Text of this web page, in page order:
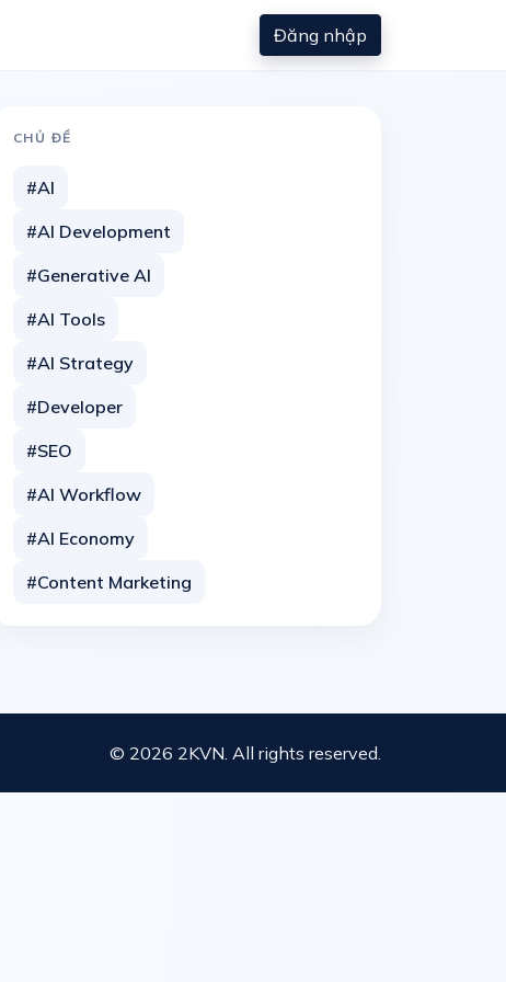
Đăng nhập
CHỦ ĐỀ
#AI
#AI Development
#Generative AI
#AI Tools
#AI Strategy
#Developer
#SEO
#AI Workflow
#AI Economy
#Content Marketing
© 2026 2KVN. All rights reserved.